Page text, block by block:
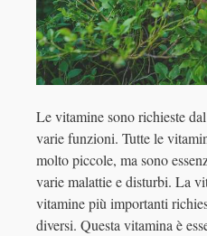
Le vitamine sono richieste
varie funzioni. Tutte le
molto piccole, ma sono
varie malattie e disturbi. La
vitamine più importanti
diversi. Questa vitamina è